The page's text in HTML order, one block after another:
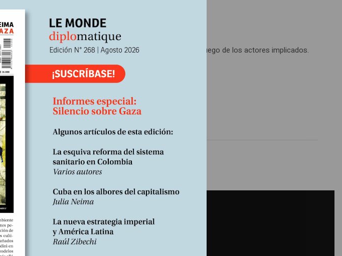
estos fenómenos complementarios a las percepciones en juego de los actores implicados.
a asumir estas consideraciones.